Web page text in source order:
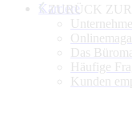
ZURÜCK ZUR
Unternehmen
Das
Häufige
Kunden
Karriere